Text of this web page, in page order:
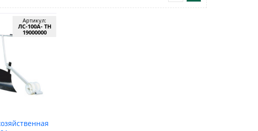
Артикул:
ЛС-100А- ТН
19000000